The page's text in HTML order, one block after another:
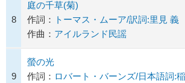
8
庭の千草(菊)
作詞：
トーマス・ムーア/訳詞:里見 義
作曲： アイルランド民謡
9
螢の光
作詞： ロバート・バーンズ/日本語詞: